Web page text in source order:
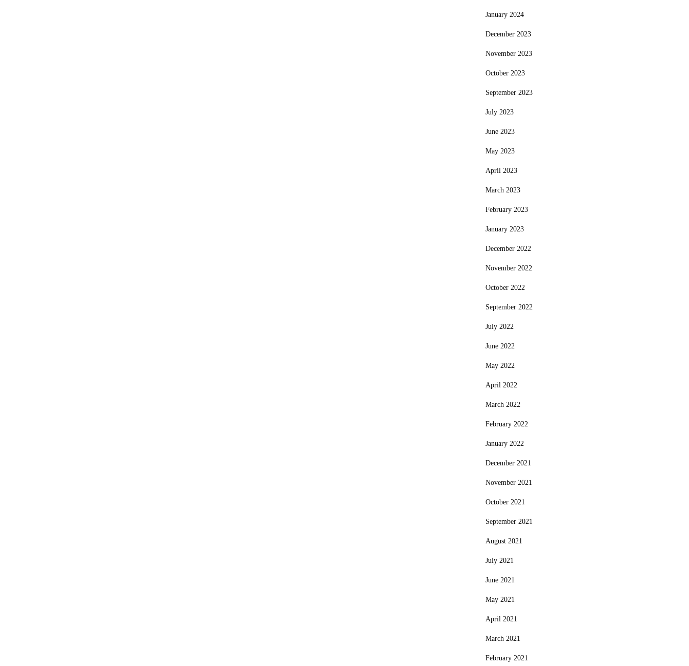
January 2024
December 2023
November 2023
October 2023
September 2023
July 2023
June 2023
May 2023
April 2023
March 2023
February 2023
January 2023
December 2022
November 2022
October 2022
September 2022
July 2022
June 2022
May 2022
April 2022
March 2022
February 2022
January 2022
December 2021
November 2021
October 2021
September 2021
August 2021
July 2021
June 2021
May 2021
April 2021
March 2021
February 2021